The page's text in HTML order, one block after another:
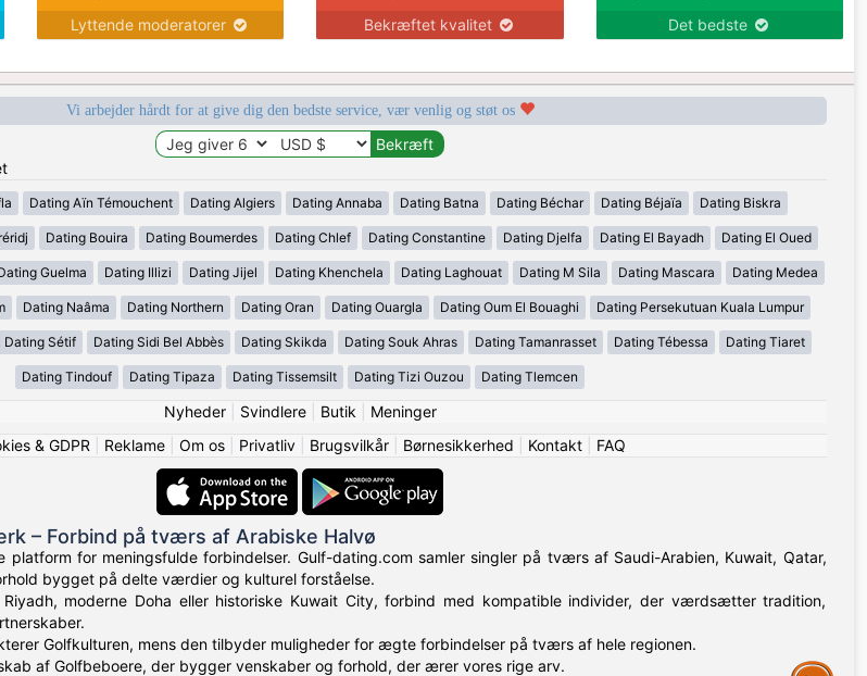
Lyttende moderatorer Bekræftet kvalitet Det bedste
Vi arbejder hårdt for at give dig den bedste service, vær venlig og støt os
Dating Aïn Témouchent Dating Algiers Dating Annaba Dating Batna Dating Béchar Dating Béjaïa Dating Biskra
Dating Bouira Dating Boumerdes Dating Chlef Dating Constantine Dating Djelfa Dating El Bayadh Dating El Oued
Guelma Dating Illizi Dating Jijel Dating Khenchela Dating Laghouat Dating M Sila Dating Mascara Dating Medea
Dating Naâma Dating Northern Dating Oran Dating Ouargla Dating Oum El Bouaghi Dating Persekutuan Kuala Lumpur
Dating Sétif Dating Sidi Bel Abbès Dating Skikda Dating Souk Ahras Dating Tamanrasset Dating Tébessa Dating Tiaret
Dating Tindouf Dating Tipaza Dating Tissemsilt Dating Tizi Ouzou Dating Tlemcen
Nyheder| Svindlere| Butik
Meninger
& GDPR
Reklame Om os Privatliv Brugsvilkår Børnesikkerhed Kontakt FAQ
– Forbind på tværs af Arabiske Halvø
platform for meningsfulde forbindelser. Gulf-dating.com samler singler på tværs af Saudi-Arabien, Kuwait, Qatar,
bygget på delte værdier og kulturel forståelse.
moderne Doha eller historiske Kuwait City, forbind med kompatible individer, der værdsætter tradition,
Golfkulturen, mens den tilbyder muligheder for ægte forbindelser på tværs af hele regionen.
af Golfbeboere, der bygger venskaber og forhold, der ærer vores rige arv.
Assistance